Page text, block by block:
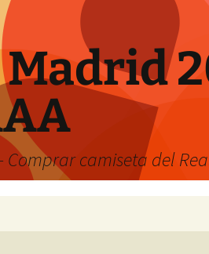
Madrid
Comprar camiseta del